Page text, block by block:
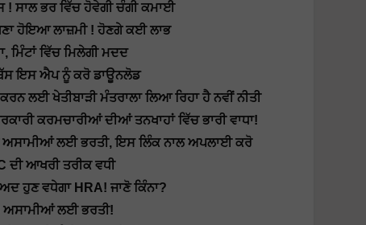
ਸਾਲ ਭਰ ਵਿੱਚ ਹੋਵੇਗੀ ਚੰਗੀ ਕਮਾਈ
ਹੋਇਆ ਲਾਜ਼ਮੀ ! ਹੋਣਗੇ ਕਈ ਲਾਭ
ਮਿੰਟਾਂ ਵਿੱਚ ਮਿਲੇਗੀ ਮਦਦ
ਇਸ ਐਪ ਨੂੰ ਕਰੋ ਡਾਊਨਲੋਡ
ਲਈ ਖੇਤੀਬਾੜੀ ਮੰਤਰਾਲਾ ਲਿਆ ਰਿਹਾ ਹੈ ਨਵੀਂ ਨੀਤੀ
ਕਰਮਚਾਰੀਆਂ ਦੀਆਂ ਤਨਖਾਹਾਂ ਵਿੱਚ ਭਾਰੀ ਵਾਧਾ!
ਅਸਾਮੀਆਂ ਲਈ ਭਰਤੀ, ਇਸ ਲਿੰਕ ਨਾਲ ਅਪਲਾਈ ਕਰੋ
ਦੀ ਆਖਰੀ ਤਰੀਕ ਵਧੀ
ਹੁਣ ਵਧੇਗਾ HRA! ਜਾਣੋ ਕਿੰਨਾ?
ਅਸਾਮੀਆਂ ਲਈ ਭਰਤੀ!